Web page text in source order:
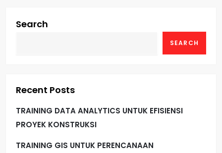
Search
SEARCH
Recent Posts
TRAINING DATA ANALYTICS UNTUK EFISIENSI
PROYEK KONSTRUKSI
TRAINING GIS UNTUK PERENCANAAN